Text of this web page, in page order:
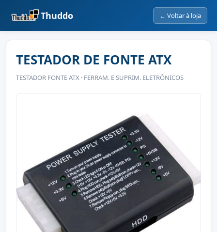
Thuddo ← Voltar à loja
TESTADOR DE FONTE ATX
TESTADOR FONTE ATX · FERRAM. E SUPRIM. ELETRÔNICOS